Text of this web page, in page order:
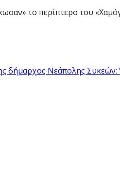
το περίπτερο του